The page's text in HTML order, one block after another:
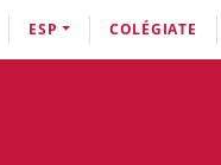
ESP COLÉGIATE